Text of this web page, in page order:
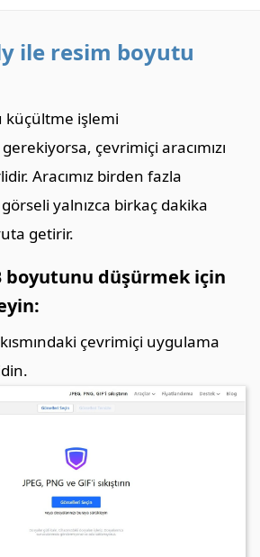
ile resim boyutu
küçültme işlemi
çevrimiçi aracımızı
Aracımız birden fazla
yalnızca birkaç dakika
getirir.
boyutunu düşürmek için
çevrimiçi uygulama